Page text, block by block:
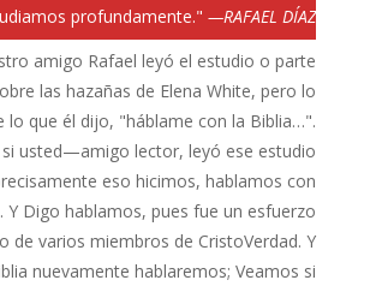
profundamente."—RAFAEL DÍAZ
amigo Rafael leyó el estudio o parte
las hazañas de Elena White, pero lo
lo que él dijo, "háblame con la Biblia…".
usted—amigo lector, leyó ese estudio
eso hicimos, hablamos con
Y Digo hablamos, pues fue un esfuerzo
de varios miembros de CristoVerdad. Y
nuevamente hablaremos; Veamos si